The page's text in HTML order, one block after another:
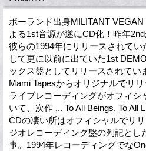
ポーランド出身MILITANT
よる1st音源が遂にCD化！昨年
彼らの1994年にリリースされて
して更に以前に出ていた1st
ックス盤としてリリースされて
Mami Tapesからオリジナルでリ
ライブレコーディングがオフィシ
いて、次作 ... To All Beings, To All
CDの凄い所はオフィシャルでリ
ジオレコーディング盤の列記とし
事。1994年レコーディングでな